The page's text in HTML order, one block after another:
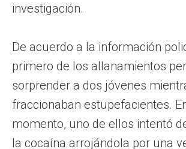
investigación.
De acuerdo a la información
primero de los allanamientos
sorprender a dos jóvenes
fraccionaban estupefacientes.
momento, uno de ellos intentó
la cocaína arrojándola por una